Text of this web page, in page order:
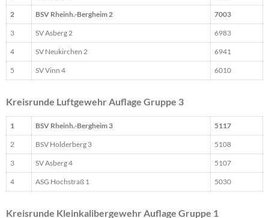
2 BSV Rheinh.-Bergheim 2 7003
3 SV Asberg 2 6983
4 SV Neukirchen 2 6941
5 SV Vinn 4 6010
Kreisrunde Luftgewehr Auflage Gruppe 3
1 BSV Rheinh.-Bergheim 3 5117
2 BSV Holderberg 3 5108
3 SV Asberg 4 5107
4 ASG Hochstraß 1 5030
Kreisrunde Kleinkalibergewehr Auflage Gruppe 1